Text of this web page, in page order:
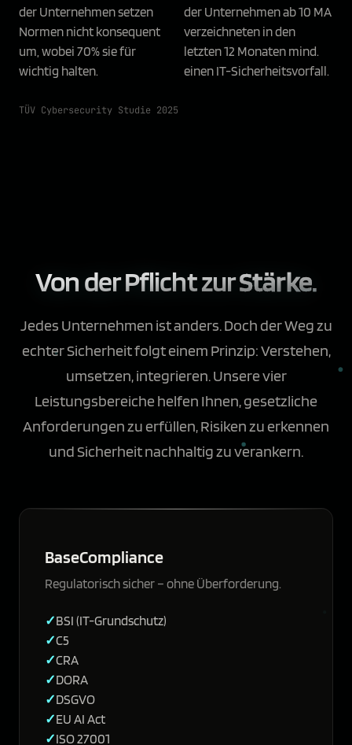
der Unternehmen setzen
Normen nicht konsequent
um, wobei 70% sie für
wichtig halten.
der Unternehmen ab 10 MA
verzeichneten in den
letzten 12 Monaten mind.
einen IT-Sicherheitsvorfall.
TÜV Cybersecurity Studie 2025
Von der Pflicht zurStärke.
Jedes Unternehmen ist anders. Doch der Weg zu
echter Sicherheit folgt einem Prinzip: Verstehen,
umsetzen, integrieren. Unsere vier
Leistungsbereiche helfen Ihnen, gesetzliche
Anforderungen zu erfüllen, Risiken zu erkennen
und Sicherheit nachhaltig zu verankern.
BaseCompliance
Regulatorisch sicher – ohne Überforderung.
BSI (IT-Grundschutz)
C5
CRA
DORA
DSGVO
EU AI Act
ISO 27001